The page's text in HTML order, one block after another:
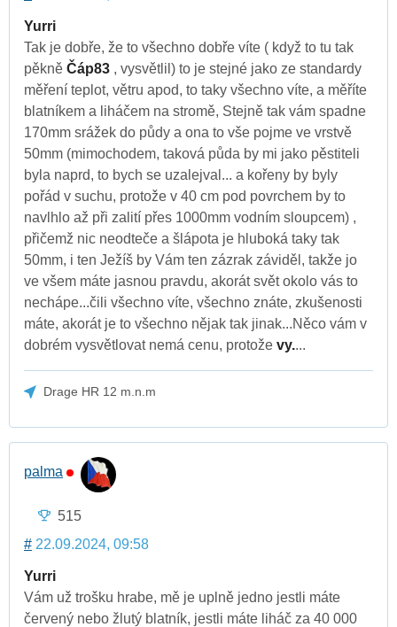
Yurri
Tak je dobře, že to všechno dobře víte ( když to tu tak
pěkně Čáp83 , vysvětlil) to je stejné jako ze standardy
měření teplot, větru apod, to taky všechno víte, a měříte
blatníkem a liháčem na stromě, Stejně tak vám spadne
170mm srážek do půdy a ona to vše pojme ve vrstvě
50mm (mimochodem, taková půda by mi jako pěstiteli
byla naprd, to bych se uzalejval... a kořeny by byly
pořád v suchu, protože v 40 cm pod povrchem by to
navlhlo až při zalití přes 1000mm vodním sloupcem) ,
přičemž nic neodteče a šlápota je hluboká taky tak
50mm, i ten Ježíš by Vám ten zázrak záviděl, takže jo
ve všem máte jasnou pravdu, akorát svět okolo vás to
nechápe...čili všechno víte, všechno znáte, zkušenosti
máte, akorát je to všechno nějak tak jinak...Něco vám v
dobrém vysvětlovat nemá cenu, protože vy....
Drage HR 12 m.n.m
palma
515
# 22.09.2024, 09:58
Yurri
Vám už trošku hrabe, mě je uplně jedno jestli máte
červený nebo žlutý blatník, jestli máte liháč za 40 000